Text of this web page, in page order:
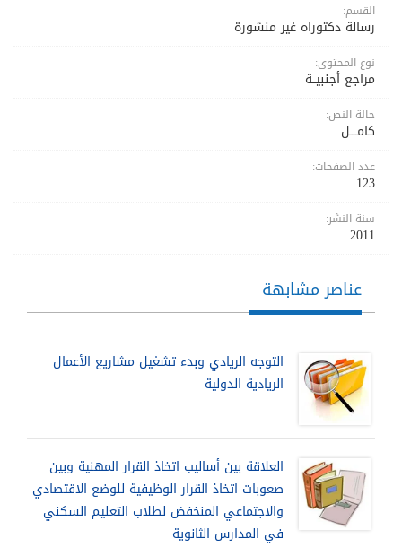
القسم:
رسالة دكتوراه غير منشورة
نوع المحتوى:
مراجع أجنبيــة
حالة النص:
كامــــل
عدد الصفحات:
123
سنة النشر:
2011
عناصر مشابهة
التوجه الريادي وبدء تشغيل مشاريع الأعمال
الريادية الدولية
العلاقة بين أساليب اتخاذ القرار المهنية وبين
صعوبات اتخاذ القرار الوظيفية للوضع الاقتصادي
والاجتماعي المنخفض لطلاب التعليم السكني
في المدارس الثانوية